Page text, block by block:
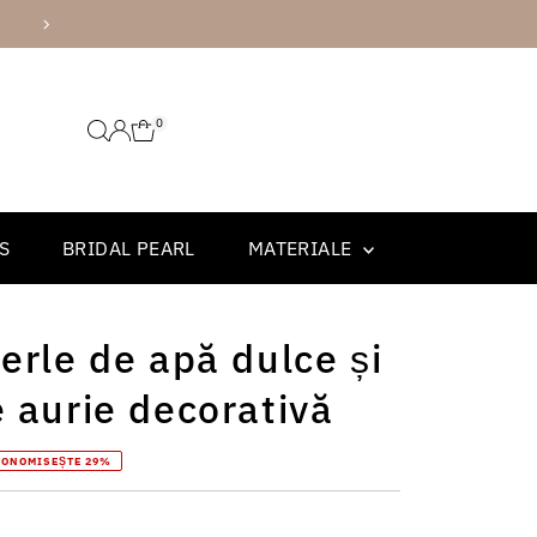
0
BRIDAL PEARL MATERIALE
de apă dulce și
aurie decorativă
29%